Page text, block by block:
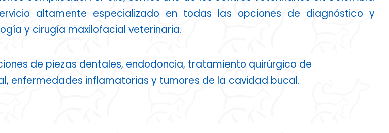
altamente especializado en todas las opciones de diagnóstico y
y cirugía maxilofacial veterinaria.
de piezas dentales, endodoncia, tratamiento quirúrgico de
enfermedades inflamatorias y tumores de la cavidad bucal.